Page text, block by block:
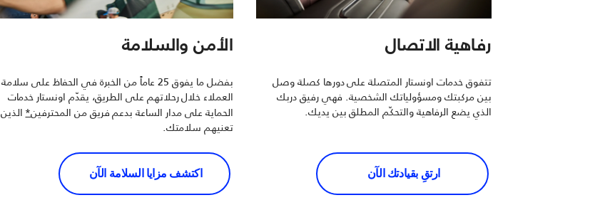
رفاهية الاتصال
تتفوق خدمات اونستار المتصلة على دورها كصلة وصل
بين مركبتك ومسؤولياتك الشخصية. فهي رفيق دربك
الذي يضع الرفاهية والتحكّم المطلق بين يديك.
ارتقِ بقيادتك الآن
الأمن والسلامة
بفضل ما يفوق 25 عاماً من الخبرة في الحفاظ على سلامة
العملاء خلال رحلاتهم على الطريق، يقدّم اونستار خدمات
الحماية على مدار الساعة بدعم فريق من المحترفين* الذين
تعنيهم سلامتك.
اكتشف مزايا السلامة الآن